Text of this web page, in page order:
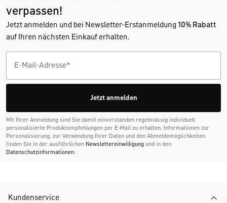
verpassen!
Jetzt anmelden und bei Newsletter-Erstanmeldung 10% Rabatt
auf Ihren nächsten Einkauf erhalten.
Jetzt anmelden
Mit Ihrer Anmeldung sind Sie damit einverstanden regelmässig individuell
personalisierte Produktempfehlungen per E-Mail zu erhalten. Informationen zur
Personalisierung, zur Verwendung Ihrer Daten und den Abmelde­möglichkeiten
finden Sie in der ausführlichen Newslettereinwilligung und in den
Datenschutzinformationen.
Kundenservice